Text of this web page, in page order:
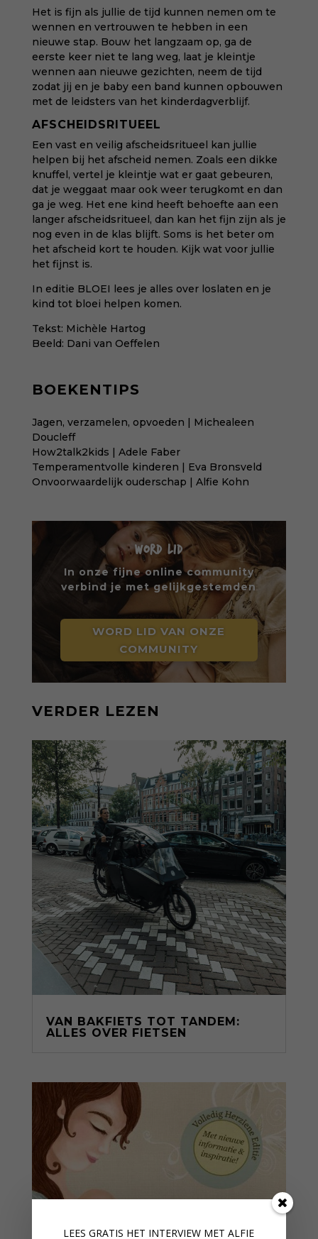
Het is fijn als jullie de tijd kunnen nemen om te
wennen en vertrouwen te hebben in een
nieuwe stap. Bouw het langzaam op, ga de
eerste keer niet te lang weg, laat je kleintje
wennen aan nieuwe gezichten, neem de tijd
zodat jij en je baby een band kunnen opbouwen
met de leidsters van het kinderdagverblijf.
AFSCHEIDSRITUEEL
Een vast en veilig afscheidsritueel kan jullie
helpen bij het afscheid nemen. Zoals een dikke
knuffel, vertel je kleintje wat er gaat gebeuren,
dat je weggaat maar ook weer terugkomt en dan
ga je weg. Het ene kind heeft behoefte aan een
langer afscheidsritueel, dan kan het fijn zijn als je
nog even in de klas blijft. Soms is het beter om
het afscheid kort te houden. Kijk wat voor jullie
het fijnst is.
In editie BLOEI lees je alles over loslaten en je
kind tot bloei helpen komen.
Tekst: Michèle Hartog
Beeld: Dani van Oeffelen
BOEKENTIPS
Jagen, verzamelen, opvoeden | Michealeen
Doucleff
How2talk2kids | Adele Faber
Temperamentvolle kinderen | Eva Bronsveld
Onvoorwaardelijk ouderschap | Alfie Kohn
WORD LID
In onze fijne online community
verbind je met gelijkgestemden
WORD LID VAN ONZE
COMMUNITY
VERDER LEZEN
VAN BAKFIETS TOT TANDEM:
ALLES OVER FIETSEN
LEES GRATIS HET INTERVIEW MET ALFIE